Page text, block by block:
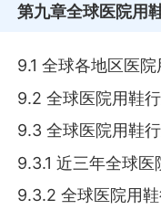
第九章全球医院用
9.1 全球各地区医
9.2 全球医院用鞋
9.3 全球医院用鞋
9.3.1 近三年全球
9.3.2 全球医院用